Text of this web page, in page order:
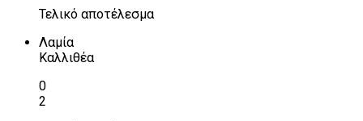
Τελικό αποτέλεσμα
Λαμία
Καλλιθέα
0
2